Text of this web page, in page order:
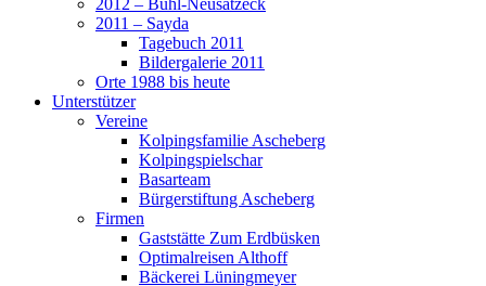
2011 – Sayda
Tagebuch 2011
Bildergalerie 2011
Orte 1988 bis heute
Unterstützer
Vereine
Kolpingsfamilie Ascheberg
Kolpingspielschar
Basarteam
Bürgerstiftung Ascheberg
Firmen
Gaststätte Zum Erdbüsken
Optimalreisen Althoff
Bäckerei Lüningmeyer